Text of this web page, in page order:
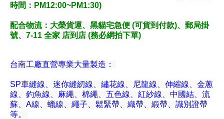
時間：PM12:00~PM1:30)
配合物流：大榮貨運、黑貓宅急便 (可貨到付款)、郵局掛
號、7-11 全家 店到店 (務必網拍下單)
台南工廠直營專業大量製造：
SP車縫線、迷你縫紉線、繡花線、尼龍線、伸縮線、金蔥
線、釣魚線、麻繩、棉繩、五色線、紅紗線、中國結、流
蘇、A線、蠟線、繩子、鬆緊帶、織帶、緞帶、識別證帶
等。